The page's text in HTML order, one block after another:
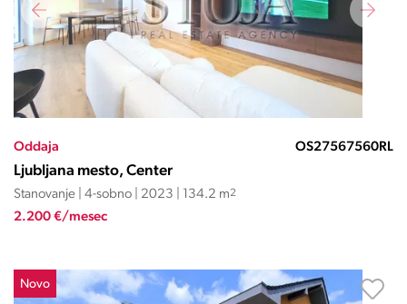
Oddaja OS27567560RL
Ljubljana mesto, Center
Stanovanje | 4-sobno | 2023 | 134.2 m2
2.200 €/mesec
Novo